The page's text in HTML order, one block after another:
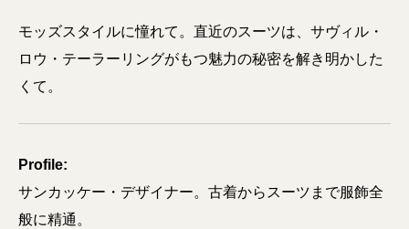
モッズスタイルに憧れて。直近のスーツは、サヴィル・
ロウ・テーラーリングがもつ魅力の秘密を解き明かした
くて。
Profile:
サンカッケー・デザイナー。古着からスーツまで服飾全
般に精通。